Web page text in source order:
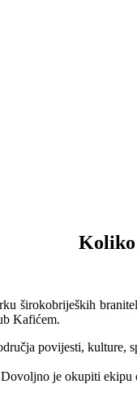
Koliko
širokobrijeških
Kafićem.
povijesti, kulture,
je okupiti